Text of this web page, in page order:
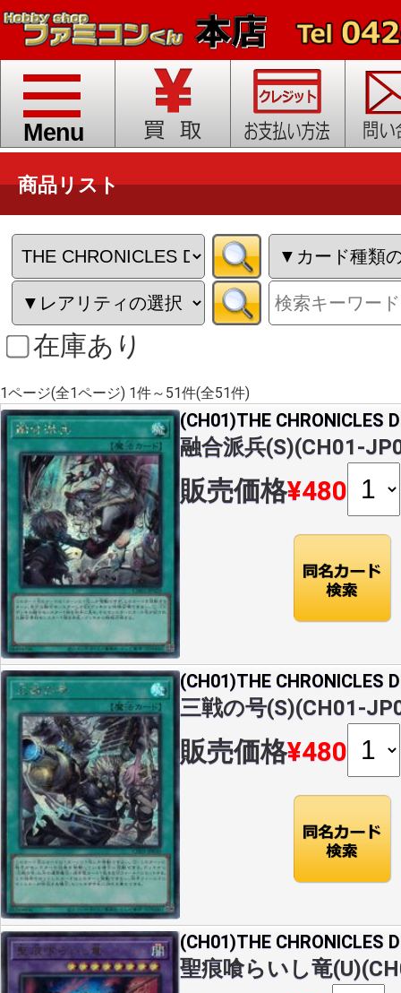
toggle
navigation
Menu
商品リスト
在庫あり
1ページ(全1ページ) 1件～51件(全51件)
(CH01)THE CHRONICLES
融合派兵(S)(CH01-
販売価格¥480
(CH01)THE CHRONICLES
三戦の号(S)(CH01-
販売価格¥480
(CH01)THE CHRONICLES
聖痕喰らいし竜